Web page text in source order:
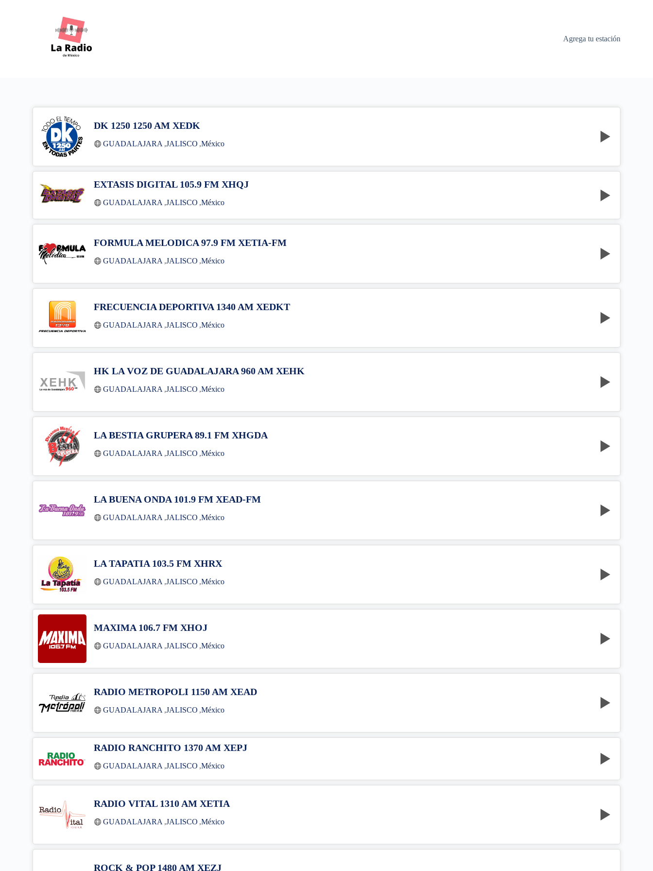
Agrega tu estación
DK 1250 1250 AM XEDK
GUADALAJARA ,JALISCO ,México
EXTASIS DIGITAL 105.9 FM XHQJ
GUADALAJARA ,JALISCO ,México
FORMULA MELODICA 97.9 FM XETIA-FM
GUADALAJARA ,JALISCO ,México
FRECUENCIA DEPORTIVA 1340 AM XEDKT
GUADALAJARA ,JALISCO ,México
HK LA VOZ DE GUADALAJARA 960 AM XEHK
GUADALAJARA ,JALISCO ,México
LA BESTIA GRUPERA 89.1 FM XHGDA
GUADALAJARA ,JALISCO ,México
LA BUENA ONDA 101.9 FM XEAD-FM
GUADALAJARA ,JALISCO ,México
LA TAPATIA 103.5 FM XHRX
GUADALAJARA ,JALISCO ,México
MAXIMA 106.7 FM XHOJ
GUADALAJARA ,JALISCO ,México
RADIO METROPOLI 1150 AM XEAD
GUADALAJARA ,JALISCO ,México
RADIO RANCHITO 1370 AM XEPJ
GUADALAJARA ,JALISCO ,México
RADIO VITAL 1310 AM XETIA
GUADALAJARA ,JALISCO ,México
ROCK & POP 1480 AM XEZJ